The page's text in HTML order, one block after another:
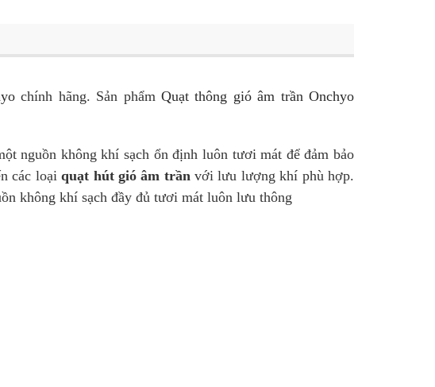
chính hãng. Sản phẩm Quạt thông gió âm trần Onchyo
nguồn không khí sạch ổn định luôn tươi mát để đảm bảo
các loạiquạt hút gió âm trần với lưu lượng khí phù hợp.
không khí sạch đầy đủ tươi mát luôn lưu thông